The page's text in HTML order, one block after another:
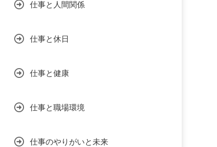
仕事と人間関係
仕事と休日
仕事と健康
仕事と職場環境
仕事のやりがいと未来